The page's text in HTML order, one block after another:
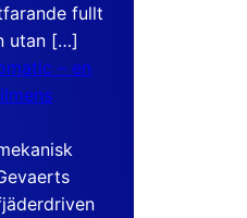
fullt
utan […]
– en